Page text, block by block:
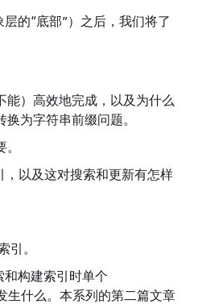
的“底部”）之后，我们将了
能）高效地完成，以及为什么
为字符串前缀问题。
，以及这对搜索和更新有怎样
引。
构建索引时单个
生什么。本系列的第二篇文章